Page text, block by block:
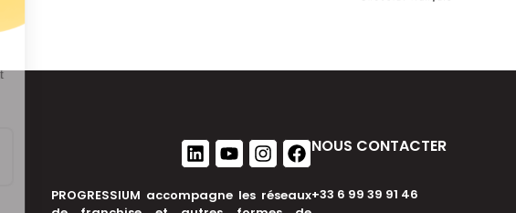
PROGRESSIUM accompagne les réseaux
NOUS CONTACTER
+33 6 99 39 91 46